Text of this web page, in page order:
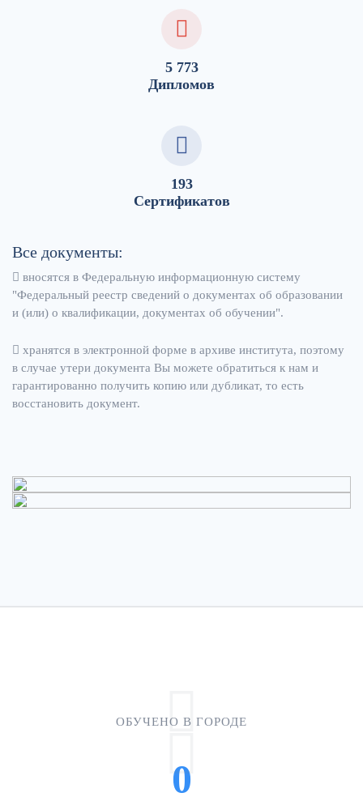
5 773
Дипломов
193
Сертификатов
Все документы:
вносятся в Федеральную информационную систему
"Федеральный реестр сведений о документах об образовании
и (или) о квалификации, документах об обучении".
хранятся в электронной форме в архиве института, поэтому
в случае утери документа Вы можете обратиться к нам и
гарантированно получить копию или дубликат, то есть
восстановить документ.
ОБУЧЕНО В ГОРОДЕ
0